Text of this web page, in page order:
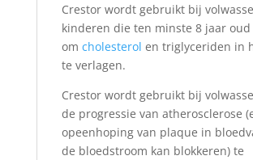
Crestor wordt gebruikt bij
kinderen die ten minste 8 jaar
om cholesterol en triglyceriden in
te verlagen.
Crestor wordt gebruikt bij
de progressie van atherosclerose
opeenhoping van plaque in
de bloedstroom kan blokkeren) te